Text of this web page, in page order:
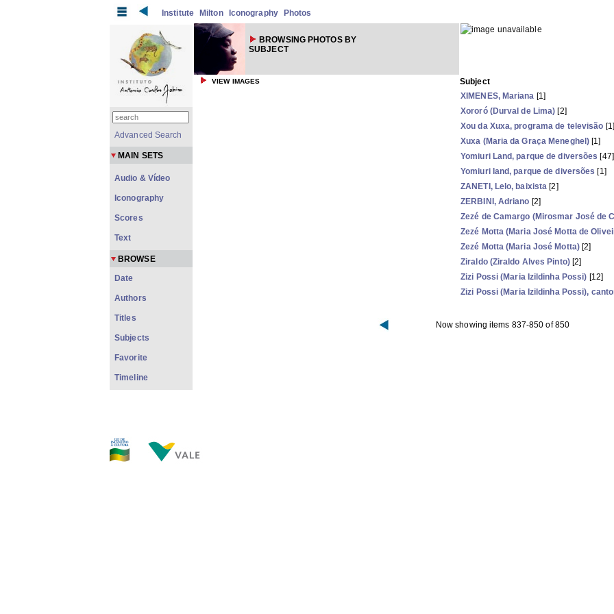
Institute Milton Iconography Photos
BROWSING PHOTOS BY
SUBJECT
VIEW IMAGES
Subject
XIMENES, Mariana [1]
Xororó (Durval de Lima) [2]
Xou da Xuxa, programa de televisão [1]
Xuxa (Maria da Graça Meneghel) [1]
Yomiuri Land, parque de diversões [47]
Yomiuri land, parque de diversões [1]
ZANETI, Lelo, baixista [2]
ZERBINI, Adriano [2]
Zezé de Camargo (Mirosmar José de
Zezé Motta (Maria José Motta de
Zezé Motta (Maria José Motta)[2]
Ziraldo (Ziraldo Alves Pinto)[2]
Zizi Possi (Maria Izildinha Possi) [12]
Zizi Possi (Maria Izildinha Possi),
Now showing items 837-850 of 850
Advanced Search
MAIN SETS
Audio & Vídeo
Iconography
Scores
Text
BROWSE
Date
Authors
Titles
Subjects
Favorite
Timeline